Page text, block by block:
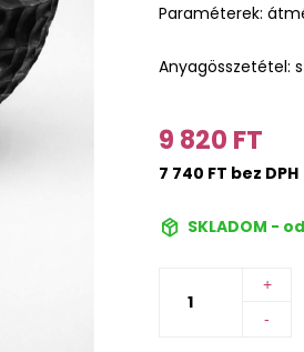
Paraméterek:
Anyagösszetétel:
9 820 FT
7 740 FT bez DPH
SKLADOM -
+
-